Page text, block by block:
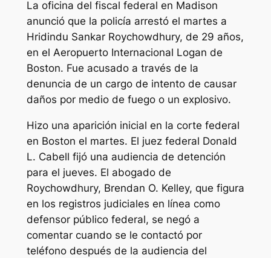
La oficina del fiscal federal en Madison
anunció que la policía arrestó el martes a
Hridindu Sankar Roychowdhury, de 29 años,
en el Aeropuerto Internacional Logan de
Boston. Fue acusado a través de la
denuncia de un cargo de intento de causar
daños por medio de fuego o un explosivo.
Hizo una aparición inicial en la corte federal
en Boston el martes. El juez federal Donald
L. Cabell fijó una audiencia de detención
para el jueves. El abogado de
Roychowdhury, Brendan O. Kelley, que figura
en los registros judiciales en línea como
defensor público federal, se negó a
comentar cuando se le contactó por
teléfono después de la audiencia del